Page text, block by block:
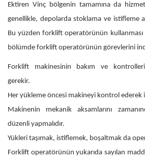
Ektiren Vinç bölgenin tamamına da
genellikle, depolarda stoklama ve istifleme
Bu yüzden forklift operatörünün kullanması
bölümde forklift operatörünün görevlerini
Forklift makinesinin bakım ve
gerekir.
Her yükleme öncesi makineyi kontrol ederek
Makinenin mekanik aksamlarını
düzenli yapmalıdır.
Yükleri taşımak, istiflemek, boşaltmak da
Forklift operatörünün yukarıda sayılan